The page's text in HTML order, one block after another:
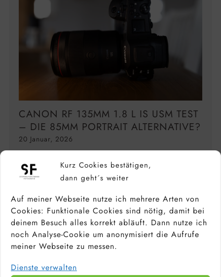
Kurz Cookies bestätigen,
dann geht´s weiter
Auf meiner Webseite nutze ich mehrere Arten von
Cookies: Funktionale Cookies sind nötig, damit bei
deinem Besuch alles korrekt abläuft. Dann nutze ich
noch Analyse-Cookie um anonymisiert die Aufrufe
meiner Webseite zu messen.
Dienste verwalten
CANON RF 135MM 1.8 L IS USM TEST
– DIE 85MM PORTRAIT ALTERNATIVE?
20 Januar, 2026